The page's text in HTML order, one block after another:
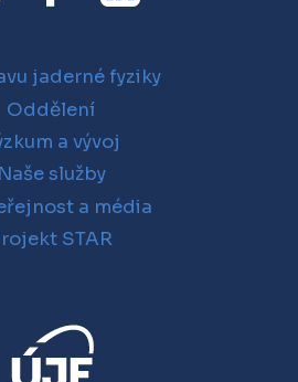
jaderné fyziky
Oddělení
a vývoj
Naše služby
a média
STAR